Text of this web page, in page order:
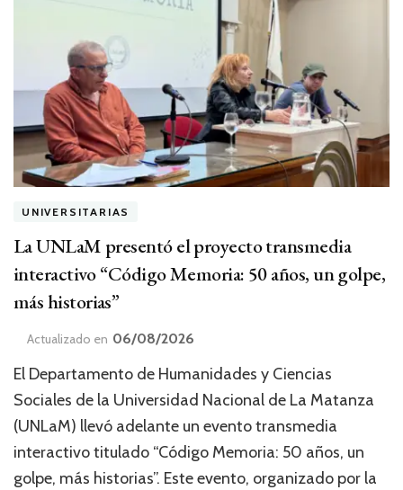
UNIVERSITARIAS
La UNLaM presentó el proyecto transmedia
interactivo “Código Memoria: 50 años, un golpe,
más historias”
Actualizado en 06/08/2026
El Departamento de Humanidades y Ciencias
Sociales de la Universidad Nacional de La Matanza
(UNLaM) llevó adelante un evento transmedia
interactivo titulado “Código Memoria: 50 años, un
golpe, más historias”. Este evento, organizado por la